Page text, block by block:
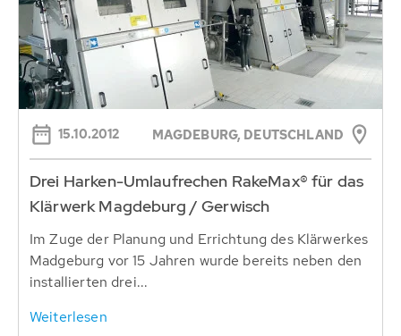
15.10.2012 MAGDEBURG, DEUTSCHLAND
Drei Harken-Umlaufrechen RakeMax® für das
Klärwerk Magdeburg / Gerwisch
Im Zuge der Planung und Errichtung des Klärwerkes
Madgeburg vor 15 Jahren wurde bereits neben den
installierten drei...
Weiterlesen